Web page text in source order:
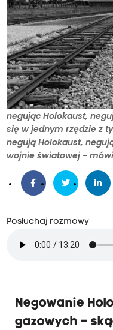
negując Holokaust,
się w jednym rzędzie z
negują Holokaust,
wojnie światowej -
Posłuchaj rozmowy
Negowanie
gazowych –